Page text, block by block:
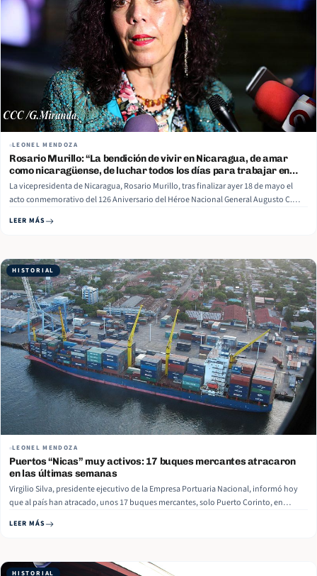
LEONEL MENDOZA
Rosario Murillo: “La bendición de vivir en Nicaragua, de amar
como nicaragüense, de luchar todos los días para trabajar en
paz”
La vicepresidenta de Nicaragua, Rosario Murillo, tras finalizar ayer 18 de mayo el
acto conmemorativo del 126 Aniversario del Héroe Nacional General Augusto C.
quieren un futuro, merecen respeto, así como, que se… Read More
LEER MÁS
HISTORIAL
LEONEL MENDOZA
Puertos “Nicas” muy activos: 17 buques mercantes atracaron
en las últimas semanas
Virgilio Silva, presidente ejecutivo de la Empresa Portuaria Nacional, informó hoy
que al país han atracado, unos 17 buques mercantes, solo Puerto Corinto, en
Chinandega, en el Pacifico, se atendió 13 buques internacionales, entre ellos, 4
container que trajeron 1 mil 002 contenedores con productos de importación,
LEER MÁS
HISTORIAL